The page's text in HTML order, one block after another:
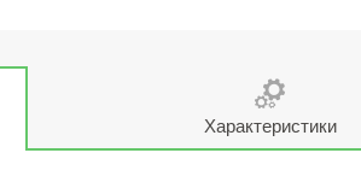
Характеристики